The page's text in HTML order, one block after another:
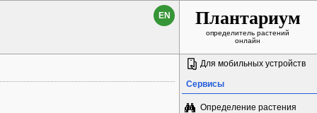
EN Плантариум
определитель растений
онлайн
Для мобильных устройств
Сервисы
Определение растения